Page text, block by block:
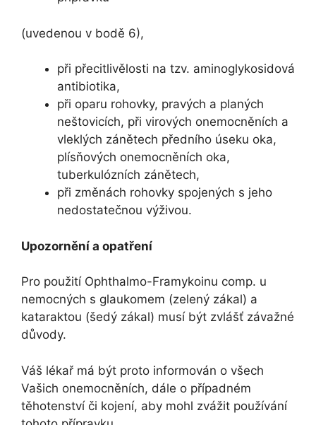
(uvedenou v bodě 6),
při přecitlivělosti na tzv. aminoglykosidová
antibiotika,
při oparu rohovky, pravých a planých
neštovicích, při virových onemocněních a
vleklých zánětech předního úseku oka,
plísňových onemocněních oka,
tuberkulózních zánětech,
při změnách rohovky spojených s jeho
nedostatečnou výživou.
Upozornění a opatření
Pro použití Ophthalmo-Framykoinu comp. u
nemocných s glaukomem (zelený zákal) a
kataraktou (šedý zákal) musí být zvlášť závažné
důvody.
Váš lékař má být proto informován o všech
Vašich onemocněních, dále o případném
těhotenství či kojení, aby mohl zvážit používání